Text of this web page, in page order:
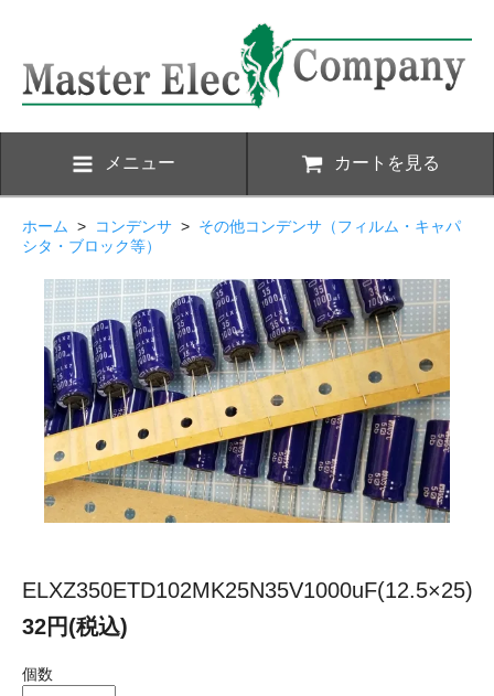
メニュー カートを見る
ホーム > コンデンサ > その他コンデンサ（フィルム・キャパ
シタ・ブロック等）
ELXZ350ETD102MK25N35V1000uF(12.5×25)
32円(税込)
個数